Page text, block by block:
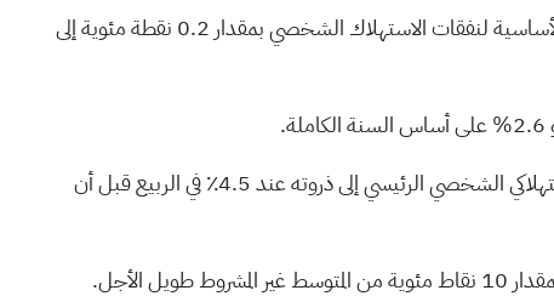
رفع البنك توقعاته الرئيسية لتضخم نفقات الاستهلاك الشخصي لشهر ديسمبر 2026 بمقدار 0.8 نقطة مئوية إلى 2.9% وتوقعاته الأساسية لنفقات الاستهلاك الشخصي بمقدار 0.2 نقطة مئوية إلى
في سيناريو ارتفاع أسعار النفط - بافتراض استمرار اضطراب هرمز لمدة شهر كامل - تتوقع غولدمان ساكس أن يصل معدل الإنفاق الاستهلاكي الشخصي الرئيسي إلى ذروته عند 4.5٪ في الربيع قبل أن